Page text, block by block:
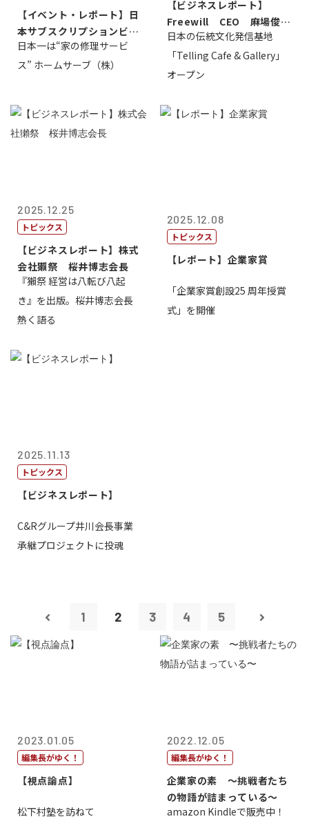
【イベント・レポート】日
本サブスクリプションビジ
ネス大賞20...
日本一は“家の修理サービ
ス” ホームサーブ（株）
【ビジネスレポート】
Freewill CEO 麻場俊行
氏
日本の伝統文化発信基地
「Telling Cafe & Gallery」
オープン
2025.12.25
トピックス
【ビジネスレポート】株式
会社獺祭 桜井博志会長
『獺祭 経営は八転び八起
き』を出版。桜井博志会長
熱く語る
2025.12.08
トピックス
【レポート】企業家賞
「企業家賞創設25 周年授賞
式」を開催
2025.11.13
トピックス
【ビジネスレポート】
C&Rグループ井川会長事業
承継プロジェクトに投魂
1 2 3 4 5
2023.01.05
編集長がゆく！
【視点論点】
松下村塾を訪ねて
2022.12.05
編集長がゆく！
企業家の素 〜挑戦者たち
の物語が詰まっている〜
amazon Kindleで販売中！